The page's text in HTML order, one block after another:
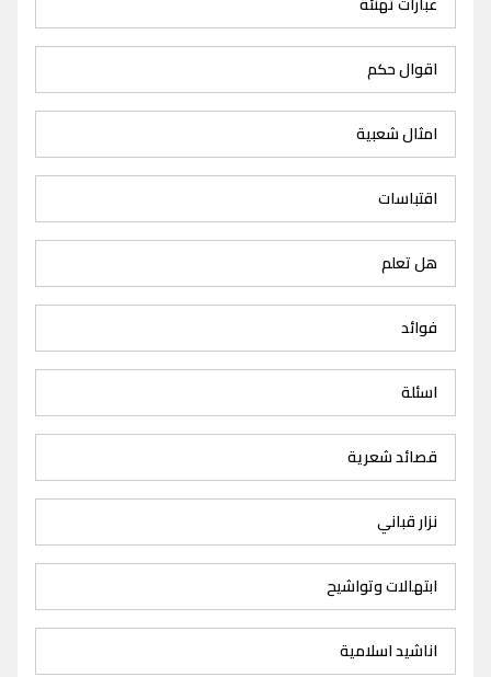
اقوال حكم
امثال شعبية
اقتباسات
هل تعلم
فوائد
اسئلة
قصائد شعرية
نزار قباني
ابتهالات وتواشيح
اناشيد اسلامية